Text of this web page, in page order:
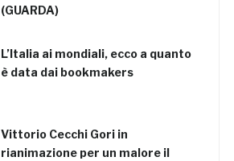
(GUARDA)
L’Italia ai mondiali, ecco a quanto
è data dai bookmakers
Vittorio Cecchi Gori in
rianimazione per un malore il